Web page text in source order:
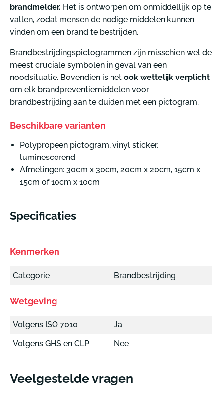
brandmelder. Het is ontworpen om onmiddellijk op te
vallen, zodat mensen de nodige middelen kunnen
vinden om een brand te bestrijden.
Brandbestrijdingspictogrammen zijn misschien wel de
meest cruciale symbolen in geval van een
noodsituatie. Bovendien is het ook wettelijk verplicht
om elk brandpreventiemiddelen voor
brandbestrijding aan te duiden met een pictogram.
Beschikbare varianten
Polypropeen pictogram, vinyl sticker,
luminescerend
Afmetingen: 30cm x 30cm, 20cm x 20cm, 15cm x
15cm of 10cm x 10cm
Specificaties
Kenmerken
Categorie Brandbestrijding
Wetgeving
Volgens ISO 7010
Ja
Volgens GHS en CLP
Nee
Veelgestelde vragen